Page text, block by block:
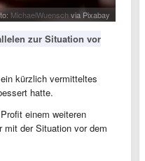
MichaelWuenschvia Pixabay
zur Situation vor
kürzlich vermitteltes
hatte.
einem weiteren
mit der Situation vor dem